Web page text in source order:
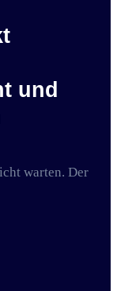
und
warten. Der